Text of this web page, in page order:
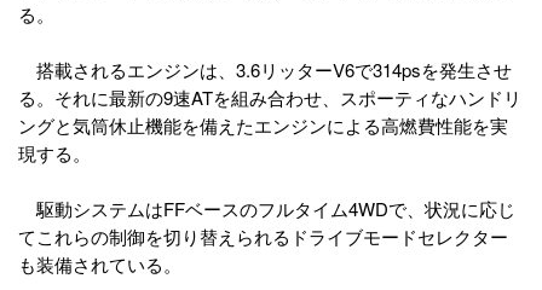
る。
搭載されるエンジンは、3.6リッターV6で314psを発生させ
る。それに最新の9速ATを組み合わせ、スポーティなハンドリ
ングと気筒休止機能を備えたエンジンによる高燃費性能を実
現する。
駆動システムはFFベースのフルタイム4WDで、状況に応じ
てこれらの制御を切り替えられるドライブモードセレクター
も装備されている。